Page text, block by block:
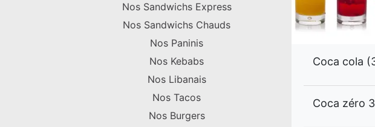
Nos Sandwichs Express
Nos Sandwichs Chauds
Nos Paninis
Nos Kebabs
Nos Libanais
Nos Tacos
Nos Burgers
Coca cola
Coca zéro